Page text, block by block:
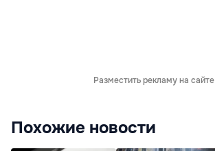
Разместить рекламу на сайте
Похожие новости